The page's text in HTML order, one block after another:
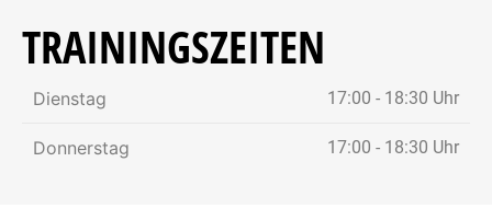
TRAININGSZEITEN
Dienstag 17:00 - 18:30 Uhr
Donnerstag 17:00 - 18:30 Uhr